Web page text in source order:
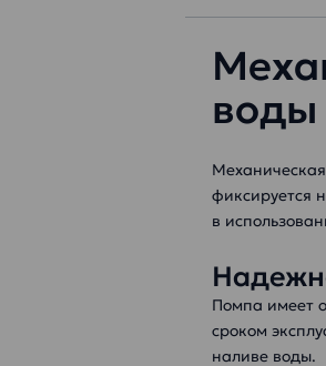
воды
фиксируется
в
Помпа имеет
сроком
наливе воды.